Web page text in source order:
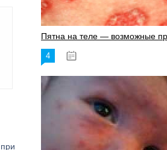
Пятна на теле — возможные
4